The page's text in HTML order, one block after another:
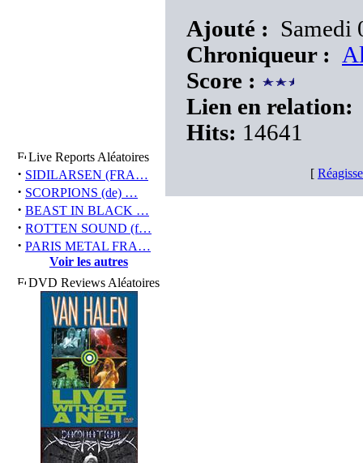
Live Reports Aléatoires
· SIDILARSEN (FRA…
· SCORPIONS (de) …
· BEAST IN BLACK …
· ROTTEN SOUND (f…
· PARIS METAL FRA…
Voir les autres
DVD Reviews Aléatoires
Ajouté : Samedi
Chroniqueur :
Score :
Lien en relation:
Hits: 14641
[